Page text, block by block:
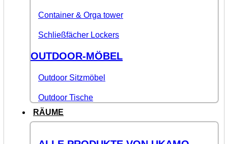
Container & Orga tower
Schließfächer Lockers
OUTDOOR-MÖBEL
Outdoor Sitzmöbel
Outdoor Tische
RÄUME